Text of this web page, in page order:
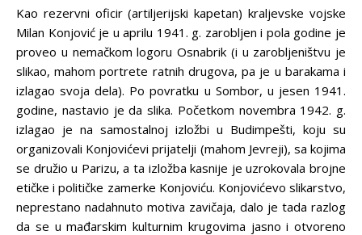
Kao rezervni oficir (artiljerijski kapetan) kraljevske vojske
Milan Konjović je u aprilu 1941. g. zarobljen i pola godine je
proveo u nemačkom logoru Osnabrik (i u zarobljeništvu je
slikao, mahom portrete ratnih drugova, pa je u barakama i
izlagao svoja dela). Po povratku u Sombor, u jesen 1941.
godine, nastavio je da slika. Početkom novembra 1942. g.
izlagao je na samostalnoj izložbi u Budimpešti, koju su
organizovali Konjovićevi prijatelji (mahom Jevreji), sa kojima
se družio u Parizu, a ta izložba kasnije je uzrokovala brojne
etičke i političke zamerke Konjoviću. Konjovićevo slikarstvo,
neprestano nadahnuto motiva zavičaja, dalo je tada razlog
da se u mađarskim kulturnim krugovima jasno i otvoreno